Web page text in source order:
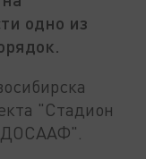
одно из
"Стадион
ДОСААФ".